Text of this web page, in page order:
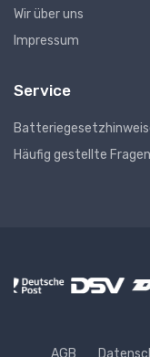
Wir über uns
Impressum
Service
Häufig gestellte Fragen
AGB